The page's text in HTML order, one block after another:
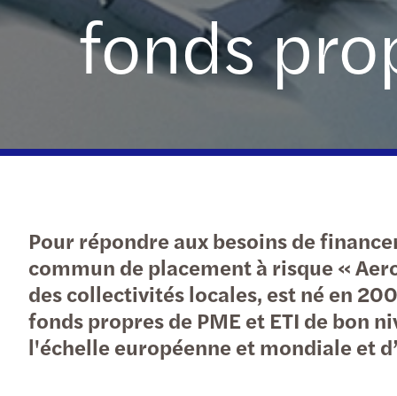
En savoir plus
fonds
Pour répondre aux besoins de
commun de placement à risque «
des collectivités locales, est né en
fonds propres de PME et ETI de
l'échelle européenne et mondiale et